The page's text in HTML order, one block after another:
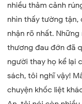
nhiều thảm cảnh
nhìn thấy tường
nhận rõ nhất.
thương đau đớn đã
người thay họ kể lại
sách, tôi nghĩ vậy!
chuyện khốc liệt